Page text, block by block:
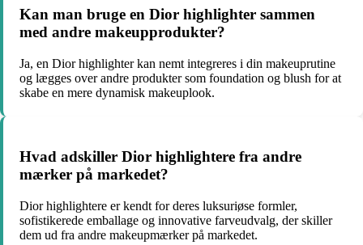
Kan man bruge en Dior highlighter sammen
med andre makeupprodukter?
Ja, en Dior highlighter kan nemt integreres i din makeuprutine
og lægges over andre produkter som foundation og blush for at
skabe en mere dynamisk makeuplook.
Hvad adskiller Dior highlightere fra andre
mærker på markedet?
Dior highlightere er kendt for deres luksuriøse formler,
sofistikerede emballage og innovative farveudvalg, der skiller
dem ud fra andre makeupmærker på markedet.